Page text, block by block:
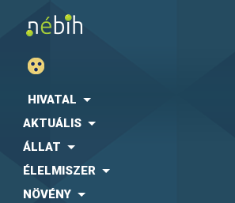
HIVATAL
AKTUÁLIS
ÁLLAT
ÉLELMISZER
NÖVÉNY